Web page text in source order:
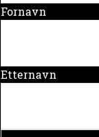
Fornavn
Etternavn